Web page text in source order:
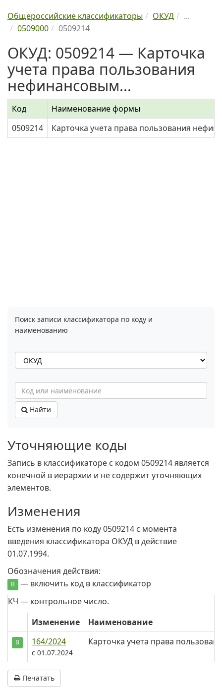
Общероссийские классификаторы ОКУД
...
0509000
0509214
ОКУД: 0509214 — Карточка
учета права пользования
нефинансовым...
Код
Наименование формы
0509214
Карточка учета права пользования
Поиск записи классификатора по коду и
наименованию
Найти
Уточняющие коды
Запись в классификаторе с кодом 0509214 является
конечной в иерархии и не содержит уточняющих
элементов.
Изменения
Есть изменения по коду 0509214 c момента
введения классификатора ОКУД в действие
01.07.1994.
Обозначения действия:
В
— включить код в классификатор
КЧ — контрольное число.
Изменение
Наименование
В 164/2024
c 01.07.2024
Карточка учета права
Печатать